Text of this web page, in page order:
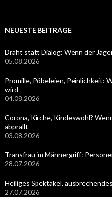
NEUESTE BEITRÄGE
Draht statt Dialog: Wenn der
05.08.2026
Promille, Pöbeleien, Peinlichkeit:
wird
04.08.2026
Corona, Kirche, Kindeswohl?
abprallt
03.08.2026
Transfrau im Männergriff:
28.07.2026
Heiliges Spektakel,
27.07.2026